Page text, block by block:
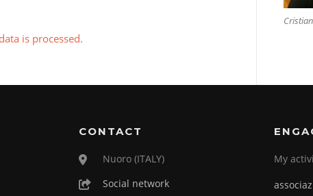
is processed.
CONTACT
Nuoro (ITALY)
Social network
My